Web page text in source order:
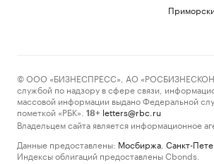
© ООО «БИЗНЕСПРЕСС», АО
службой по надзору в сфере связи,
массовой информации выдано Федеральной
пометкой «РБК».
18+ letters@rbc.ru
Владельцем сайта является информационное
Данные предоставлены: Мосбиржа Санкт-
Индексы облигаций предоставлены Cbonds.